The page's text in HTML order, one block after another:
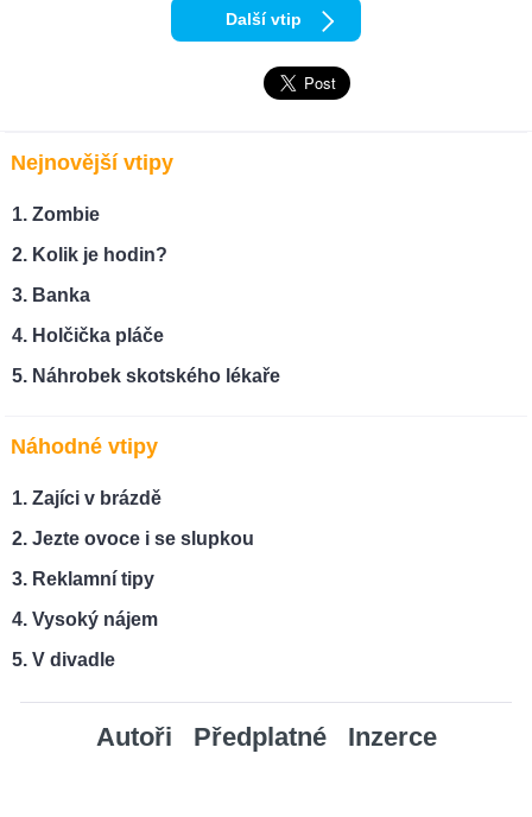
Další vtip
Nejnovější vtipy
Zombie
Kolik je hodin?
Banka
Holčička pláče
Náhrobek skotského lékaře
Náhodné vtipy
Zajíci v brázdě
Jezte ovoce i se slupkou
Reklamní tipy
Vysoký nájem
V divadle
Autoři Předplatné Inzerce